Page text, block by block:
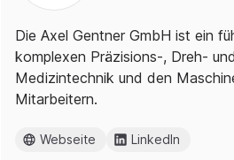
Die Axel Gentner GmbH ist ein
komplexen Präzisions-, Dreh-
Medizintechnik und den
Mitarbeitern.
Webseite LinkedIn